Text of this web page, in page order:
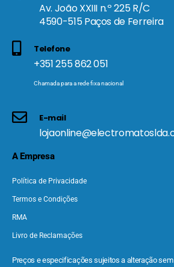
Av. João XXIII n.º 225 R/C
4590-515 Paços de Ferreira
Telefone
+351 255 862 051
Chamada para a rede fixa nacional
E-mail
A Empresa
Política de Privacidade
Termos e Condições
RMA
Livro de Reclamações
Preços e especificações sujeitos a alteração sem